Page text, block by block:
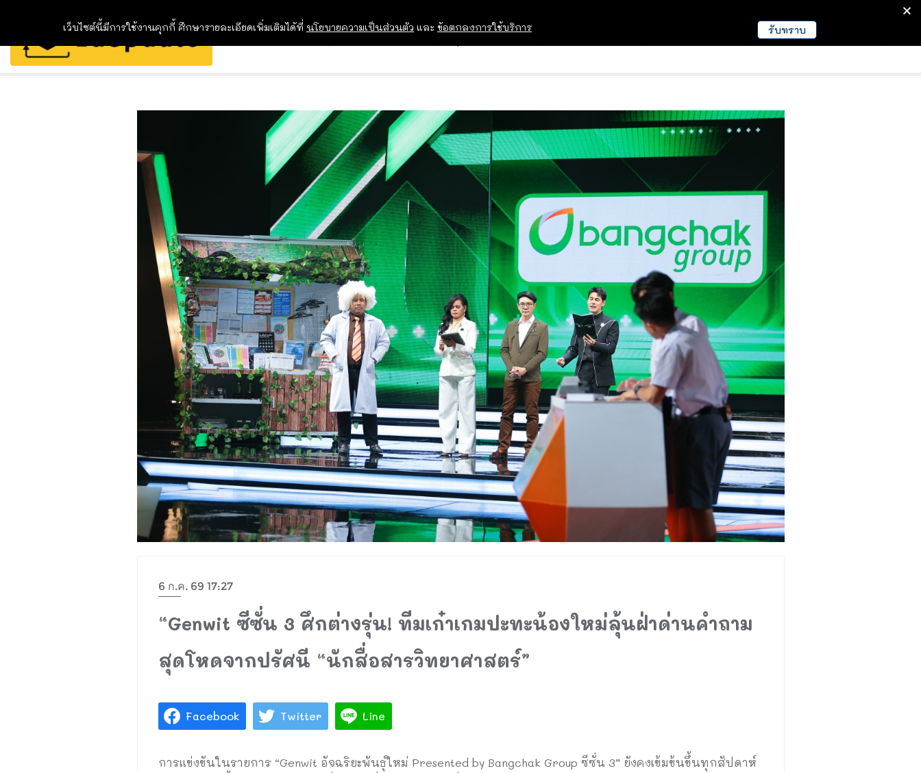
EDUCATION NEWS
6 ก.ค. 69 17:27
“Genwit ซีซั่น 3 ศึกต่างรุ่น! ทีมเก๋าเกมปะทะน้องใหม่ลุ้นฝ่าด่านคำถาม
สุดโหดจากปรัศนี “นักสื่อสารวิทยาศาสตร์”
Facebook Twitter Line
การแข่งขันในรายการ “Genwit อัจฉริยะพันธุ์ใหม่ Presented by Bangchak Group ซีซั่น 3” ยังคงเข้มข้นขึ้นทุกสัปดาห์
เว็บไซต์นี้มีการใช้งานคุกกี้ ศึกษารายละเอียดเพิ่มเติมได้ที่ นโยบายความเป็นส่วนตัว และ ข้อตกลงการใช้บริการ รับทราบ